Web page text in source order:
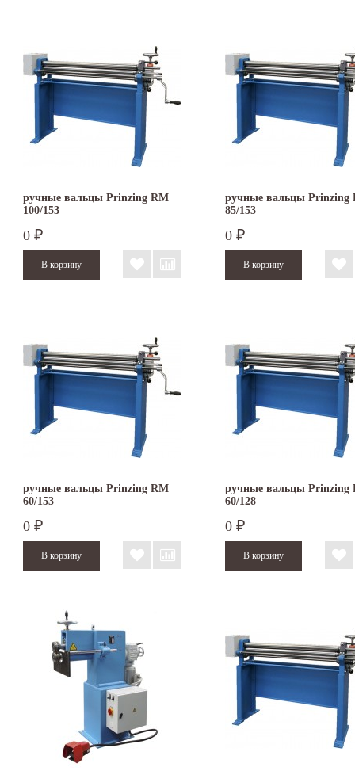
ручные вальцы Prinzing RM
100/153
0 ₽
ручные вальцы Prinzing
85/153
0 ₽
ручные вальцы Prinzing RM
60/153
0 ₽
ручные вальцы Prinzing
60/128
0 ₽